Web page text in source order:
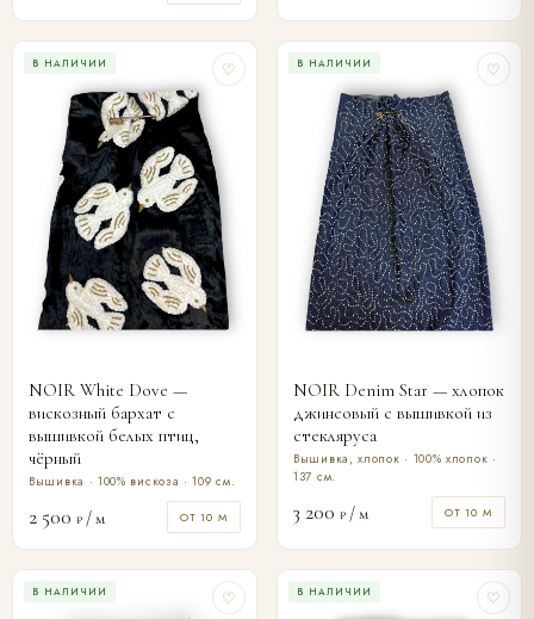
В НАЛИЧИИ ♡
NOIR White Dove —
вискозный бархат с
вышивкой белых птиц,
чёрный
Вышивка · 100% вискоза · 109 см.
2 500 ₽ / м ОТ 10 М
В НАЛИЧИИ ♡
NOIR Denim Star — хлопок
джинсовый с вышивкой из
стекляруса
Вышивка, хлопок · 100% хлопок ·
137 см.
3 200 ₽ / м ОТ 10 М
В НАЛИЧИИ ♡ В НАЛИЧИИ ♡